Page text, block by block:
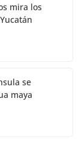
mira los
se
maya